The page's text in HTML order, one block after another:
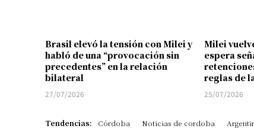
Brasil elevó la tensión con Milei y
habló de una “provocación sin
precedentes” en la relación
bilateral
27/07/2026
Milei
espera
reglas de
25/07/2026
Tendencias: Córdoba Noticias de cordoba